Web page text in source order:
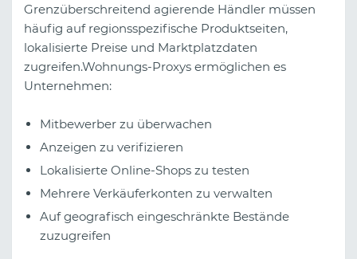
Grenzüberschreitend agierende Händler müssen
häufig auf regionsspezifische Produktseiten,
lokalisierte Preise und Marktplatzdaten
zugreifen.Wohnungs-Proxys ermöglichen es
Unternehmen:
Mitbewerber zu überwachen
Anzeigen zu verifizieren
Lokalisierte Online-Shops zu testen
Mehrere Verkäuferkonten zu verwalten
Auf geografisch eingeschränkte Bestände
zuzugreifen